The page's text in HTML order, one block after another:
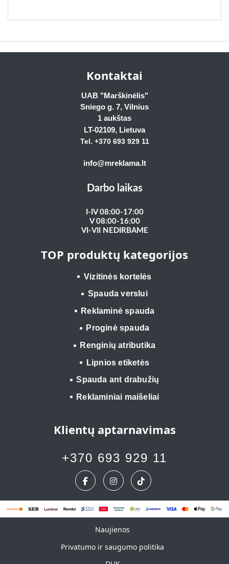
Kontaktai
UAB "Marškinėlis"
Sniego g. 7, Vilnius
1 aukštas
LT-02109, Lietuva
Tel. +370 693 929 11
info@mreklama.lt
Darbo laikas
I-IV 08:00-17:00
V 08:00-16:00
VI-VII NEDIRBAME
TOP produktų kategorijos
Vizitinės kortelės
Spauda verslui
Reklaminė spauda
Proginė spauda
Renginių atributika
Lipnios etiketės
Spauda ant drabužių
Reklaminiai maišeliai
Klientų aptarnavimas
+370 693 929 11
Naujienos
Naujienos
Privatumo ir saugumo politika